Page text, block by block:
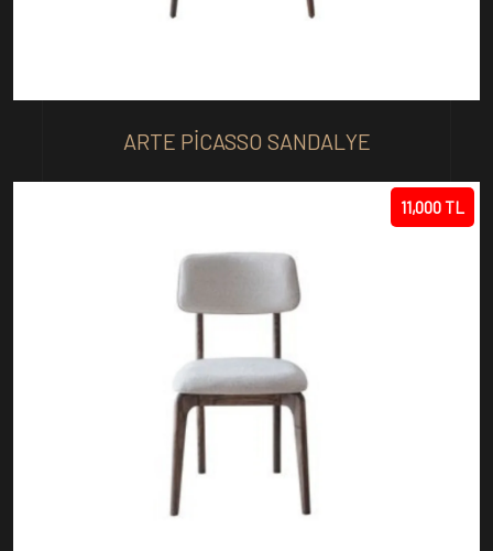
ARTE PICASSO SANDALYE
11,000 TL